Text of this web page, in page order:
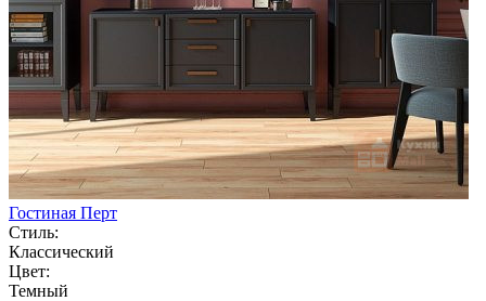
Гостиная Перт
Стиль:
Классический
Цвет:
Темный